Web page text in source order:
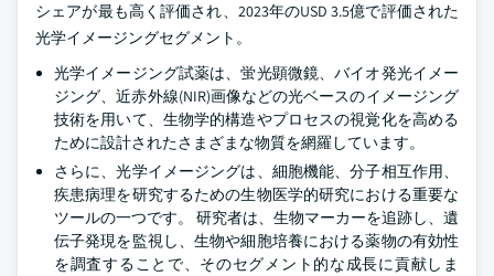
シェアが最も高く評価され、2023年のUSD 3.5億で評価された
光学イメージングセグメント。
光学イメージング試薬は、蛍光顕微鏡、バイオ発光イメー
ジング、近赤外線(NIR)画像などの光ベースのイメージング
技術を用いて、生物学的構造やプロセスの視覚化を高める
ために設計されたさまざまな物質を網羅しています。
さらに、光学イメージングは、細胞機能、分子相互作用、
疾患病理を研究するための生物医学的研究における重要な
ツールの一つです。 研究者は、生物マーカーを追跡し、遺
伝子発現を監視し、生物や細胞培養における薬物の有効性
を調査することで、そのセグメント的な成長に貢献しま